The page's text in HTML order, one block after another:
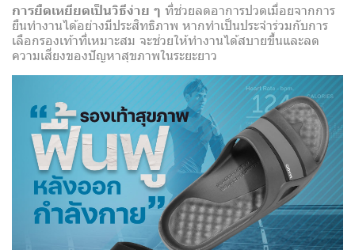
การยืดเหยียดเป็นวิธีง่าย ๆ ที่ช่วยลดอาการปวดเมื่อยจากการ
ยืนทำงานได้อย่างมีประสิทธิภาพ หากทำเป็นประจำร่วมกับการ
เลือกรองเท้าที่เหมาะสม จะช่วยให้ทำงานได้สบายขึ้นและลด
ความเสี่ยงของปัญหาสุขภาพในระยะยาว